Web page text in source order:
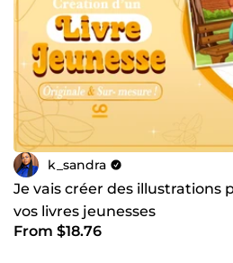
k_sandra
Je vais créer des illustrations
vos livres jeunesses
From $18.76